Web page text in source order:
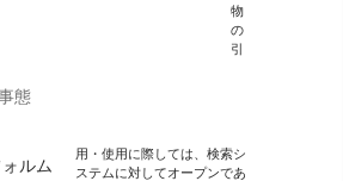
態
ルム
物
の
引
用・使用に際しては、検索シ
ステムに対してオープンであ